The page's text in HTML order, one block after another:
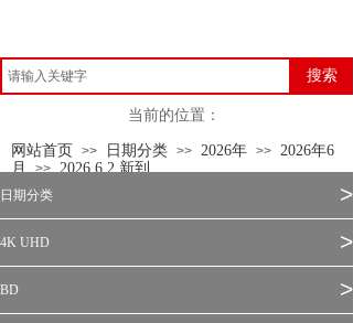
搜索
当前的位置：
网站首页 >> 日期分类 >> 2026年 >> 2026年6
月 >> 2026.6.2 新到
日期分类 >
4K UHD >
BD >